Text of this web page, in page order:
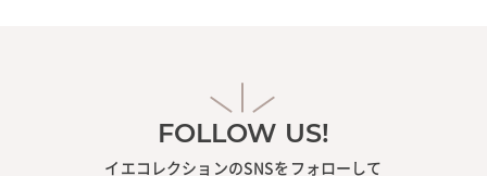
FOLLOW US!
イエコレクションのSNSをフォローして